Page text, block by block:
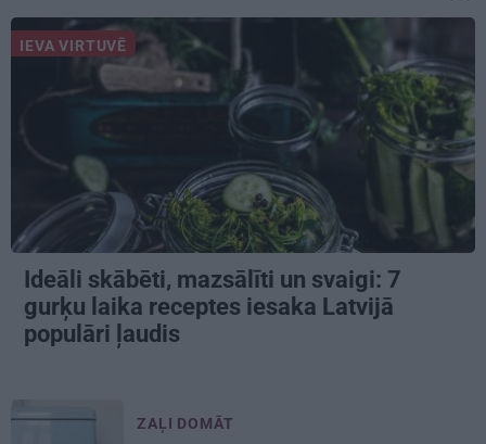
IEVA VIRTUVĒ
Ideāli skābēti, mazsālīti un svaigi: 7
gurķu laika receptes iesaka Latvijā
populāri ļaudis
ZAĻI DOMĀT